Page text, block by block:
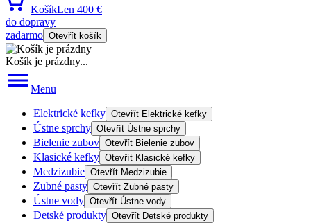
KošíkLen 400 €
do dopravy
zadarmo Otevřít košík
Košík je prázdny...
Menu
Elektrické kefky Otevřít Elektrické kefky
Ústne sprchy Otevřít Ústne sprchy
Bielenie zubov Otevřít Bielenie zubov
Klasické kefky Otevřít Klasické kefky
Medzizubie Otevřít Medzizubie
Zubné pasty Otevřít Zubné pasty
Ústne vody Otevřít Ústne vody
Detské produkty Otevřít Detské produkty